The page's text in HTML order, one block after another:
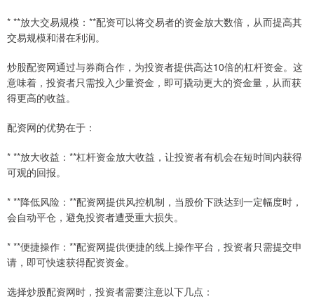
* **放大交易规模：**配资可以将交易者的资金放大数倍，从而提高其
交易规模和潜在利润。
炒股配资网通过与券商合作，为投资者提供高达10倍的杠杆资金。这
意味着，投资者只需投入少量资金，即可撬动更大的资金量，从而获
得更高的收益。
配资网的优势在于：
* **放大收益：**杠杆资金放大收益，让投资者有机会在短时间内获得
可观的回报。
* **降低风险：**配资网提供风控机制，当股价下跌达到一定幅度时，
会自动平仓，避免投资者遭受重大损失。
* **便捷操作：**配资网提供便捷的线上操作平台，投资者只需提交申
请，即可快速获得配资资金。
选择炒股配资网时，投资者需要注意以下几点：